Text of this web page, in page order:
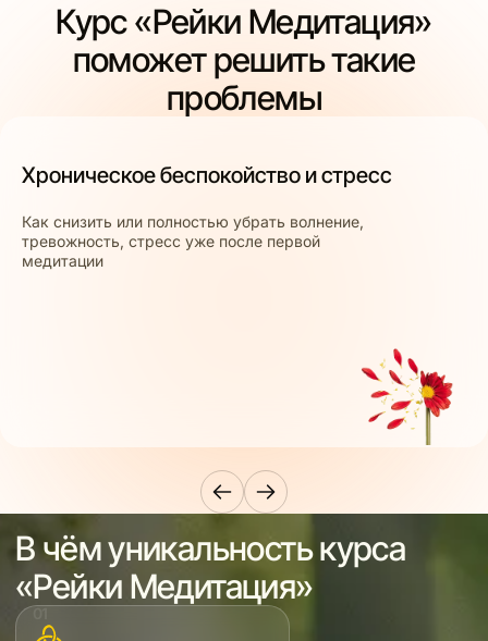
Курс «Рейки Медитация»
поможет решить такие
проблемы
Хроническое беспокойство и стресс
Как снизить или полностью убрать волнение,
тревожность, стресс уже после первой
медитации
В чём уникальность курса
«Рейки Медитация»